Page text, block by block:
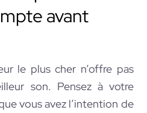
avant
le plus cher n’offre pas
son. Pensez à votre
vous avez l’intention de